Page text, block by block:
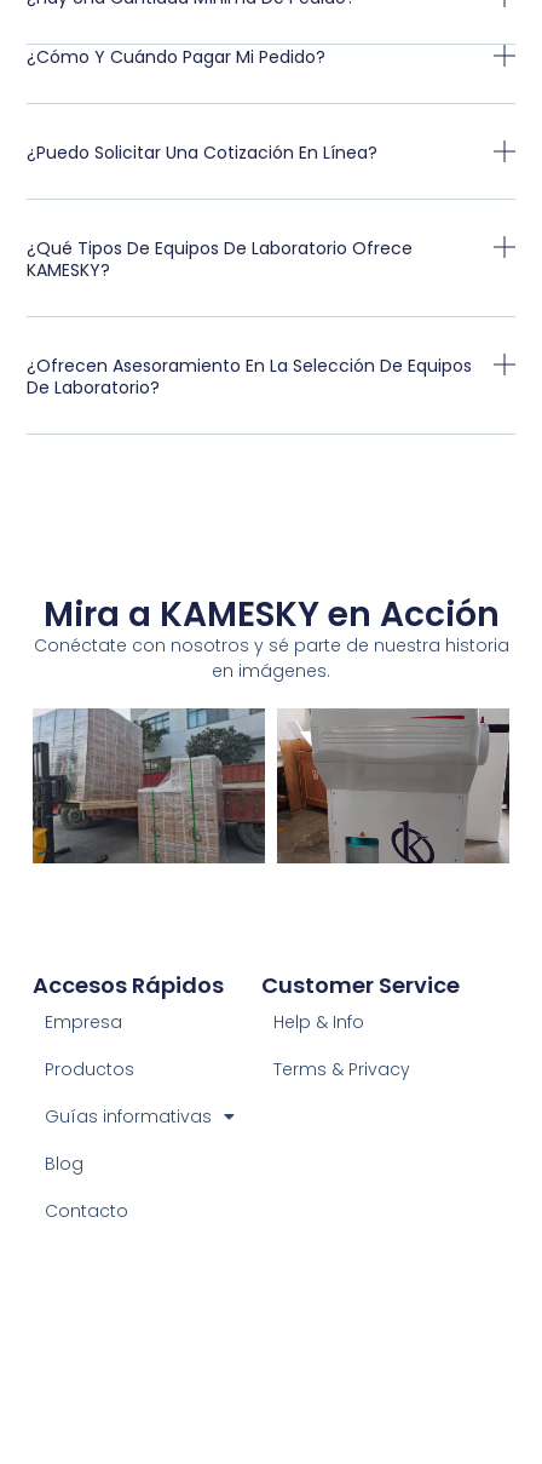
¿Cómo Y Cuándo Pagar Mi Pedido?
¿Puedo Solicitar Una Cotización En Línea?
¿Qué Tipos De Equipos De Laboratorio Ofrece
KAMESKY?
¿Ofrecen Asesoramiento En La Selección De Equipos
De Laboratorio?
Mira a KAMESKY en Acción
Conéctate con nosotros y sé parte de nuestra historia
en imágenes.
Customer Service
Help & Info
Terms & Privacy
Accesos Rápidos
Empresa
Productos
Guías informativas
Blog
Contacto